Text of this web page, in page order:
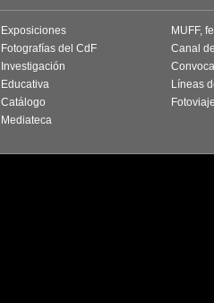
Exposiciones
Fotografías del CdF
Investigación
Educativa
Catálogo
Mediateca
MUFF,
Canal
Líneas